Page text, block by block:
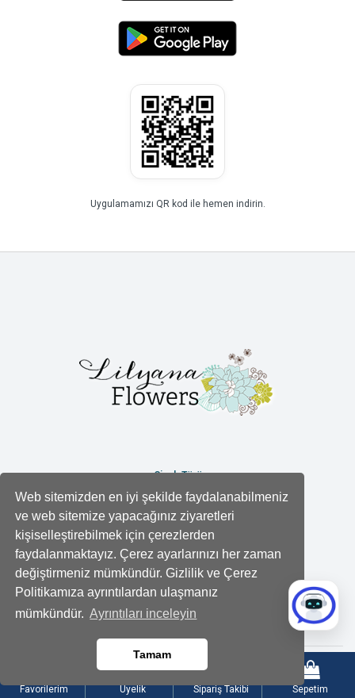
Web sitemizden en iyi şekilde faydalanabilmeniz
ve web sitemize yapacağınız ziyaretleri
kişiselleştirebilmek için çerezlerden
faydalanmaktayız. Çerez ayarlarınızı her zaman
değiştirmeniz mümkündür. Gizlilik ve Çerez
Politikamıza ayrıntılardan ulaşmanız
mümkündür. Ayrıntıları inceleyin
Tamam
Uygulamamızı QR kod ile hemen indirin.
Çiçek Türü
Gül
Orkide
Lilyum
Karışık Buketler
Antoryum
Sukulent
Hakkımızda
Favorilerim Üyelik Sipariş Takibi Sepetim